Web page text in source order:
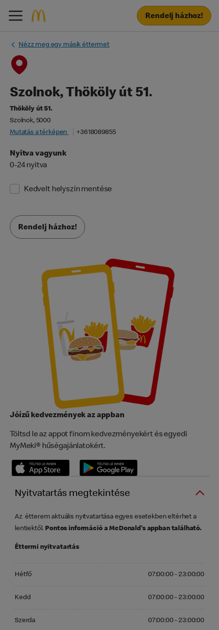
Rendelj házhoz!
Nézz meg egy másik éttermet
Szolnok, Thököly út 51.
Thököly út 51.
Szolnok, 5000
Mutatás a térképen
+3618089855
Nyitva vagyunk
0-24 nyitva
Kedvelt helyszín mentése
Rendelj házhoz!
Jóízű kedvezmények az appban
Töltsd le az appot finom kedvezményekért és egyedi
MyMeki® hűségajánlatokért.
Nyitvatartás megtekintése
Az étterem aktuális nyitvatartása egyes esetekben eltérhet a
lentiektől. Pontos információ a McDonald's appban található.
Éttermi nyitvatartás
Hétfő 07:00:00 - 23:00:00
Kedd 07:00:00 - 23:00:00
Szerda 07:00:00 - 23:00:00